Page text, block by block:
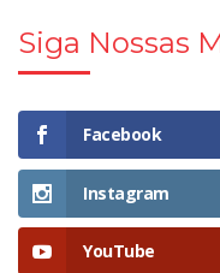
Siga Nossas
Facebook
Instagram
YouTube